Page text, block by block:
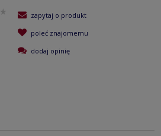
zapytaj o produkt
poleć znajomemu
dodaj opinię